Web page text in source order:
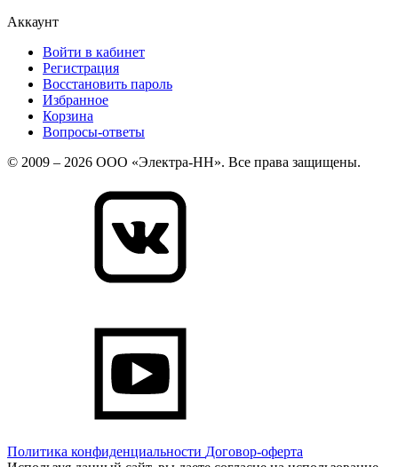
Аккаунт
Войти в кабинет
Регистрация
Восстановить пароль
Избранное
Корзина
Вопросы-ответы
© 2009 – 2026 ООО «Электра-НН». Все права защищены.
Политика конфиденциальности Договор-оферта